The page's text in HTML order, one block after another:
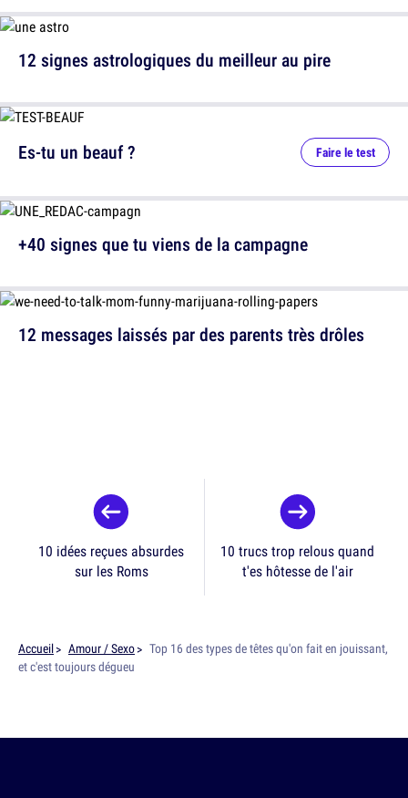
12 signes astrologiques du meilleur au pire
12 messages laissés par des parents très drôles
Es-tu un beauf ? Faire le test
+40 signes que tu viens de la campagne
10 idées reçues absurdes
sur les Roms
10 trucs trop relous quand
t'es hôtesse de l'air
Accueil Amour / Sexo
Top 16 des types de têtes qu'on fait en jouissant,
et c'est toujours dégueu